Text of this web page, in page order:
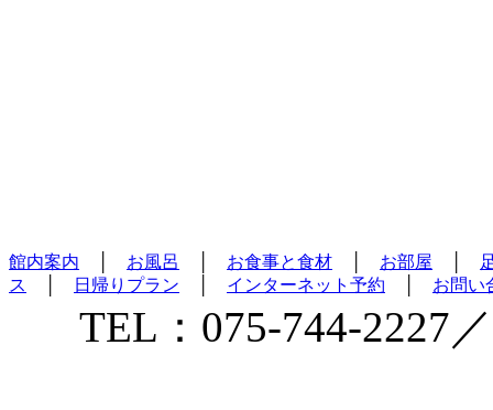
館内案内 お風呂 お食事と食材 お部屋
ス
日帰りプラン インターネット予約 お問い
TEL：075-744-2227